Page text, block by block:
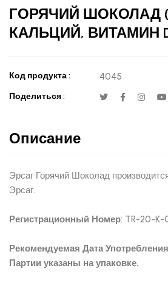
ГОРЯЧИЙ ШОКОЛАД
КАЛЬЦИЙ, ВИТАМИН
Код продукта : 4045
Поделиться :
Описание
Эрсаг Горячий Шоколад
Эрсаг.
Регистрационный Номер: TR-20-K-
Рекомендуемая Дата
Партии указаны на упаковке.